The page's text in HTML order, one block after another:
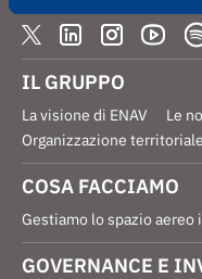
IL GRUPPO
La visione di ENAV
Le
Organizzazione territoriale
COSA FACCIAMO
Gestiamo lo spazio aereo
GOVERNANCE E